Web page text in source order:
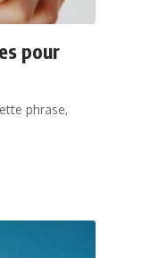
pour
phrase,